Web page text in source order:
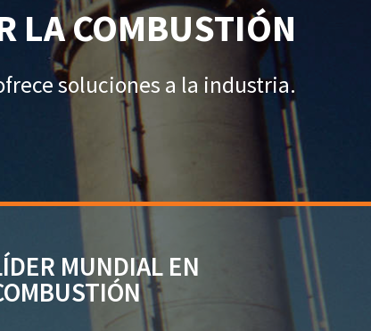
LA COMBUSTIÓN
soluciones a la industria.
MUNDIAL EN